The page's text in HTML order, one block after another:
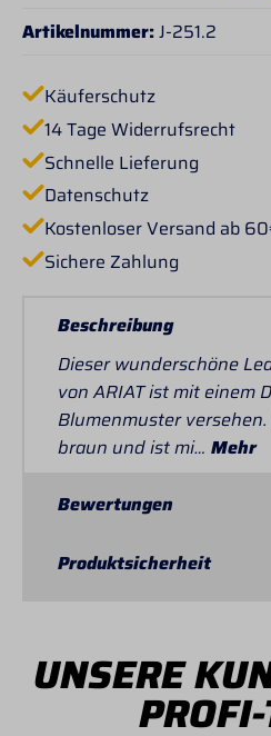
Artikelnummer:J-251.2
Käuferschutz
14 Tage Widerrufsrecht
Schnelle Lieferung
Datenschutz
Kostenloser Versand ab
Sichere Zahlung
Beschreibung
Dieser wunderschöne
von ARIAT ist mit einem
Blumenmuster
braun und ist mi… Mehr
Bewertungen
Produktsicherheit
UNSERE